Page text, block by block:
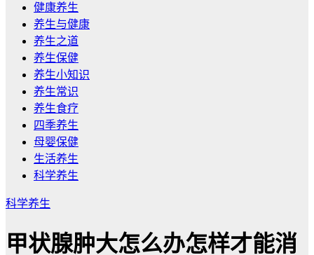
健康养生
养生与健康
养生之道
养生保健
养生小知识
养生常识
养生食疗
四季养生
母婴保健
生活养生
科学养生
科学养生
甲状腺肿大怎么办怎样才能消